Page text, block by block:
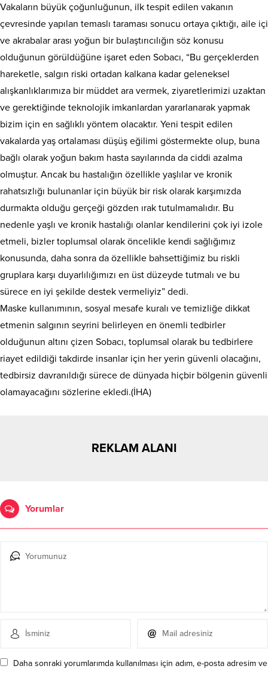
Vakaların büyük çoğunluğunun, ilk tespit edilen vakanın
çevresinde yapılan temaslı taraması sonucu ortaya çıktığı, aile içi
ve akrabalar arası yoğun bir bulaştırıcılığın söz konusu
olduğunun görüldüğüne işaret eden Sobacı, “Bu gerçeklerden
hareketle, salgın riski ortadan kalkana kadar geleneksel
alışkanlıklarımıza bir müddet ara vermek, ziyaretlerimizi uzaktan
ve gerektiğinde teknolojik imkanlardan yararlanarak yapmak
bizim için en sağlıklı yöntem olacaktır. Yeni tespit edilen
vakalarda yaş ortalaması düşüş eğilimi göstermekte olup, buna
bağlı olarak yoğun bakım hasta sayılarında da ciddi azalma
olmuştur. Ancak bu hastalığın özellikle yaşlılar ve kronik
rahatsızlığı bulunanlar için büyük bir risk olarak karşımızda
durmakta olduğu gerçeği gözden ırak tutulmamalıdır. Bu
nedenle yaşlı ve kronik hastalığı olanlar kendilerini çok iyi izole
etmeli, bizler toplumsal olarak öncelikle kendi sağlığımız
konusunda, daha sonra da özellikle bahsettiğimiz bu riskli
gruplara karşı duyarlılığımızı en üst düzeyde tutmalı ve bu
sürece en iyi şekilde destek vermeliyiz” dedi.
Maske kullanımının, sosyal mesafe kuralı ve temizliğe dikkat
etmenin salgının seyrini belirleyen en önemli tedbirler
olduğunun altını çizen Sobacı, toplumsal olarak bu tedbirlere
riayet edildiği takdirde insanlar için her yerin güvenli olacağını,
tedbirsiz davranıldığı sürece de dünyada hiçbir bölgenin güvenli
olamayacağını sözlerine ekledi.(İHA)
REKLAM ALANI
Yorumlar
Daha sonraki yorumlarımda kullanılması için adım, e-posta adresim ve